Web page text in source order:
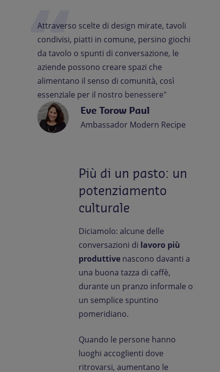
Attraverso scelte di design mirate, tavoli
condivisi, piatti in comune, persino giochi
da tavolo o spunti di conversazione, le
aziende possono creare spazi che
alimentano il senso di comunità, così
essenziale per il nostro benessere"
Eve Torow Paul
Ambassador Modern Recipe
Più di un pasto: un
potenziamento
culturale
Diciamolo: alcune delle
conversazioni di lavoro più
produttive nascono davanti a
una buona tazza di caffè,
durante un pranzo informale o
un semplice spuntino
pomeridiano.
Quando le persone hanno
luoghi accoglienti dove
ritrovarsi, aumentano le